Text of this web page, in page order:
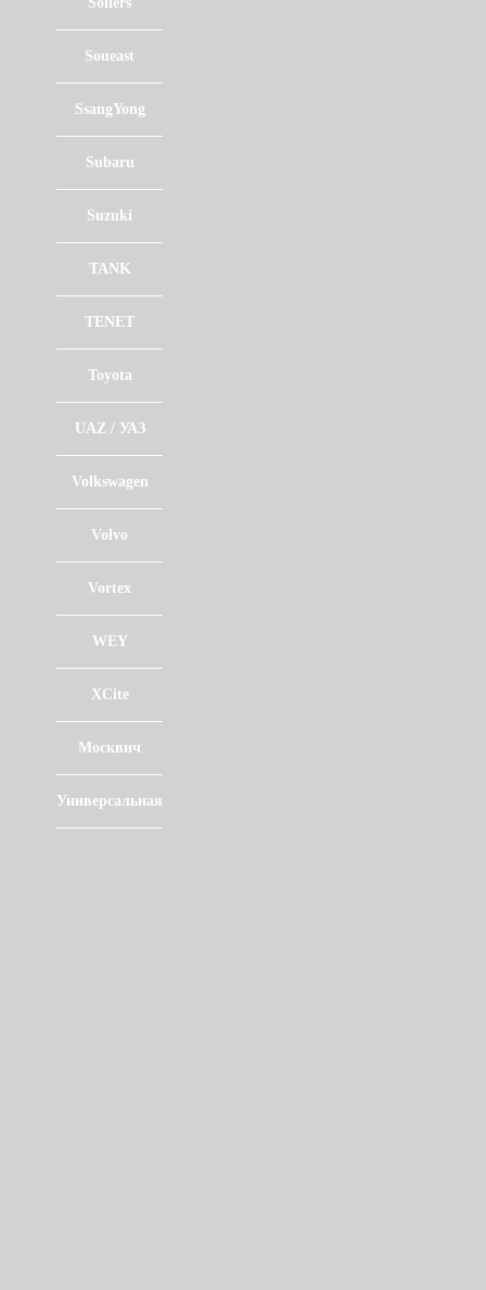
Soueast
SsangYong
Subaru
Suzuki
TANK
TENET
Toyota
UAZ / УАЗ
Volkswagen
Volvo
Vortex
WEY
XCite
Москвич
Универсальная